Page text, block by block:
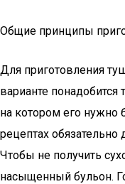
Общие принципы
Для приготовления
варианте
на котором его нужно
рецептах
Чтобы не получить
насыщенный бульон.